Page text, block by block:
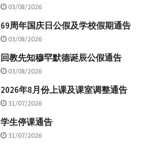
03/08/2026
69周年国庆日公假及学校假期通告
03/08/2026
回教先知穆罕默德诞辰公假通告
03/08/2026
2026年8月份上课及课室调整通告
31/07/2026
学生停课通告
31/07/2026